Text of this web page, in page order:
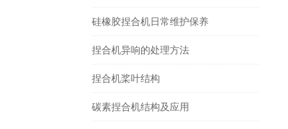
硅橡胶捏合机日常维护保养
捏合机异响的处理方法
捏合机桨叶结构
碳素捏合机结构及应用